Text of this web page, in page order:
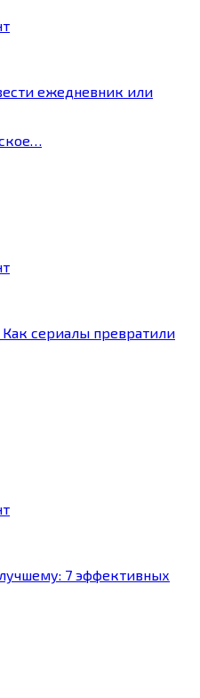
ежедневник или
сериалы превратили
7 эффективных